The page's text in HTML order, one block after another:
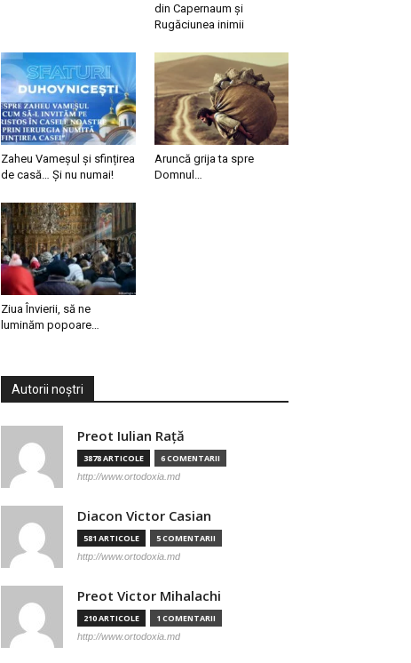
din Capernaum și
Rugăciunea inimii
Zaheu Vameșul și sfințirea
de casă… Și nu numai!
Aruncă grija ta spre
Domnul…
Ziua Învierii, să ne
luminăm popoare…
Autorii noștri
Preot Iulian Raţă
3878 ARTICOLE 6 COMENTARII
http://www.ortodoxia.md
Diacon Victor Casian
581 ARTICOLE 5 COMENTARII
http://www.ortodoxia.md
Preot Victor Mihalachi
210 ARTICOLE 1 COMENTARII
http://www.ortodoxia.md